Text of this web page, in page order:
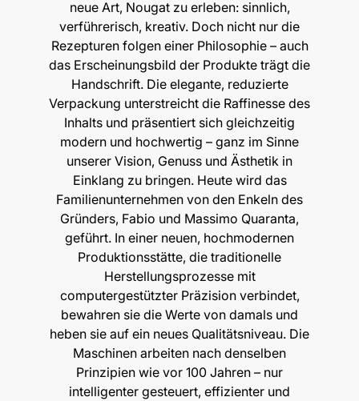
neue Art, Nougat zu erleben: sinnlich,
verführerisch, kreativ. Doch nicht nur die
Rezepturen folgen einer Philosophie – auch
das Erscheinungsbild der Produkte trägt die
Handschrift. Die elegante, reduzierte
Verpackung unterstreicht die Raffinesse des
Inhalts und präsentiert sich gleichzeitig
modern und hochwertig – ganz im Sinne
unserer Vision, Genuss und Ästhetik in
Einklang zu bringen. Heute wird das
Familienunternehmen von den Enkeln des
Gründers, Fabio und Massimo Quaranta,
geführt. In einer neuen, hochmodernen
Produktionsstätte, die traditionelle
Herstellungsprozesse mit
computergestützter Präzision verbindet,
bewahren sie die Werte von damals und
heben sie auf ein neues Qualitätsniveau. Die
Maschinen arbeiten nach denselben
Prinzipien wie vor 100 Jahren – nur
intelligenter gesteuert, effizienter und